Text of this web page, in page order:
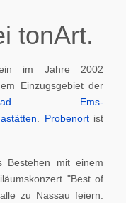
tonArt.
im Jahre 2002
Einzugsgebiet der
Ems-
Probenortist
Bestehen mit einem
"Best of
zu Nassau feiern.